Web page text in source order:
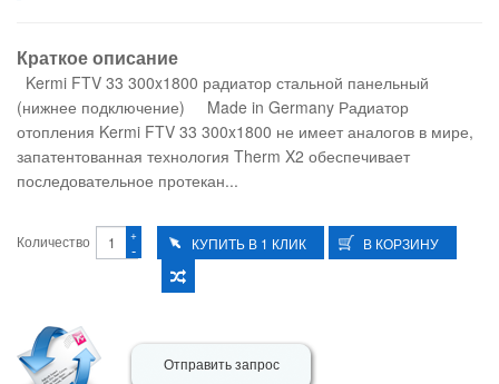
Краткое описание
Kermi FTV 33 300x1800 радиатор стальной панельный
(нижнее подключение) Made in Germany Радиатор
отопления Kermi FTV 33 300x1800 не имеет аналогов в мире,
запатентованная технология Therm X2 обеспечивает
последовательное протекан...
Количество -
+
Отправить запрос